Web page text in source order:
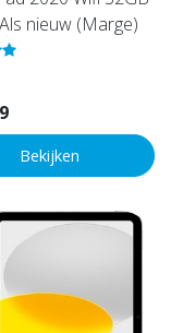
nieuw (Marge)
Bekijken